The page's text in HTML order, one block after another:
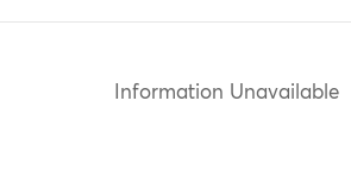
Information Unavailable